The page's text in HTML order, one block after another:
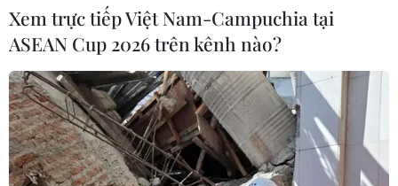
Xem trực tiếp Việt Nam-Campuchia tại
ASEAN Cup 2026 trên kênh nào?